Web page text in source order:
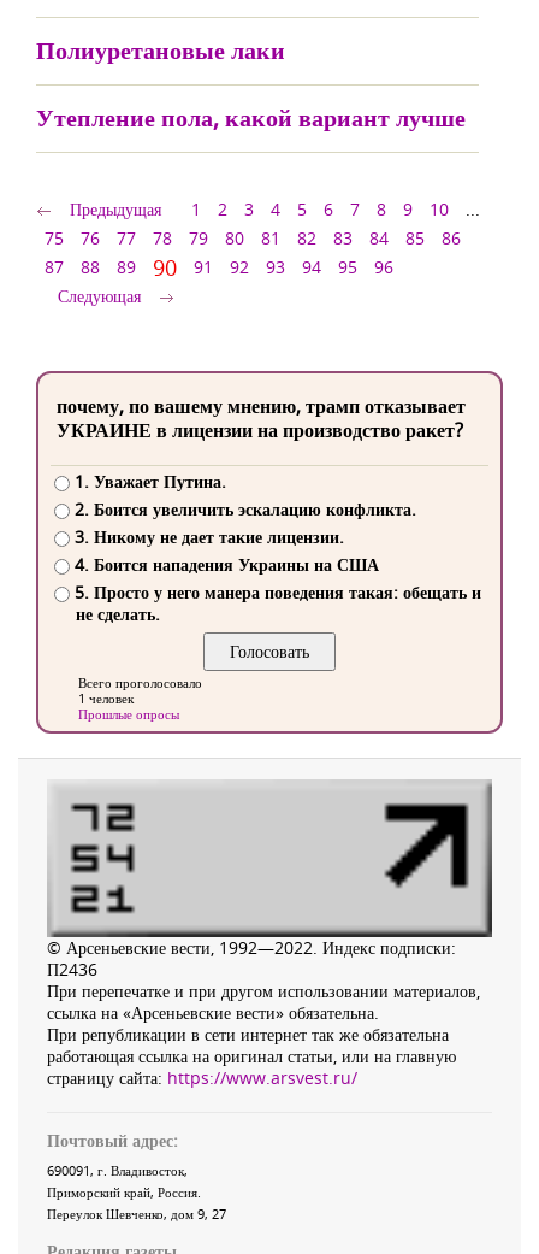
Полиуретановые лаки
Утепление пола, какой вариант лучше
Предыдущая 1 2 3 4 5 6 7 8 9 10
...
75
76 77 78 79 80 81 82 83 84 85
86
87
88 89 90 91 92 93 94 95
96
Следующая
почему, по вашему мнению, трамп отказывает
УКРАИНЕ в лицензии на производство ракет?
1. Уважает Путина.
2. Боится увеличить эскалацию конфликта.
3. Никому не дает такие лицензии.
4. Боится нападения Украины на США
5. Просто у него манера поведения такая: обещать и
не сделать.
Всего проголосовало
1 человек
Прошлые опросы
© Арсеньевские вести, 1992—2022. Индекс подписки:
П2436
При перепечатке и при другом использовании материалов,
ссылка на «Арсеньевские вести» обязательна.
При републикации в сети интернет так же обязательна
работающая ссылка на оригинал статьи, или на главную
страницу сайта: https://www.arsvest.ru/
Почтовый адрес:
690091, г. Владивосток,
Приморский край, Россия
Переулок Шевченко, дом 9, 27